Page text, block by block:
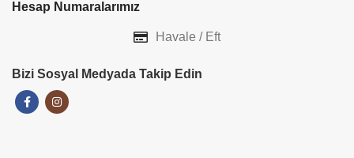
Hesap Numaralarımız
Havale / Eft
Bizi Sosyal Medyada Takip Edin